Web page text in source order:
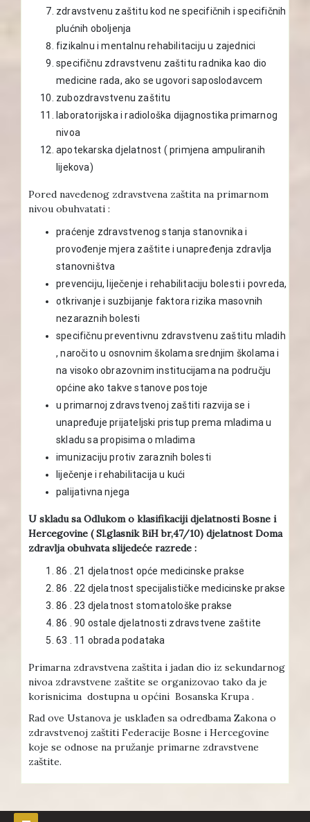
zdravstvenu zaštitu kod ne specifičnih i specifičnih
plućnih oboljenja
fizikalnu i mentalnu rehabilitaciju u zajednici
specifičnu zdravstvenu zaštitu radnika kao dio
medicine rada, ako se ugovori saposlodavcem
zubozdravstvenu zaštitu
laboratorijska i radiološka dijagnostika primarnog
nivoa
apotekarska djelatnost ( primjena ampuliranih
lijekova)
Pored navedenog zdravstvena zaštita na primarnom
nivou obuhvatati :
praćenje zdravstvenog stanja stanovnika i
provođenje mjera zaštite i unapređenja zdravlja
stanovništva
prevenciju, liječenje i rehabilitaciju bolesti i povreda,
otkrivanje i suzbijanje faktora rizika masovnih
nezaraznih bolesti
specifičnu preventivnu zdravstvenu zaštitu mladih
, naročito u osnovnim školama srednjim školama i
na visoko obrazovnim institucijama na području
općine ako takve stanove postoje
u primarnoj zdravstvenoj zaštiti razvija se i
unapređuje prijateljski pristup prema mladima u
skladu sa propisima o mladima
imunizaciju protiv zaraznih bolesti
liječenje i rehabilitacija u kući
palijativna njega
U skladu sa Odlukom o klasifikaciji djelatnosti Bosne i
Hercegovine ( Sl.glasnik BiH br,47/10) djelatnost Doma
zdravlja obuhvata slijedeće razrede :
86 . 21 djelatnost opće medicinske prakse
86 . 22 djelatnost specijalističke medicinske prakse
86 . 23 djelatnost stomatološke prakse
86 . 90 ostale djelatnosti zdravstvene zaštite
63 . 11 obrada podataka
Primarna zdravstvena zaštita i jadan dio iz sekundarnog
nivoa zdravstvene zaštite se organizovao tako da je
korisnicima dostupna u općini Bosanska Krupa .
Rad ove Ustanova je usklađen sa odredbama Zakona o
zdravstvenoj zaštiti Federacije Bosne i Hercegovine
koje se odnose na pružanje primarne zdravstvene
zaštite.